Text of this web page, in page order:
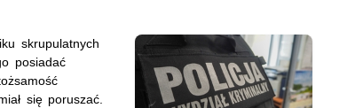
skrupulatnych
posiadać
się poruszać.